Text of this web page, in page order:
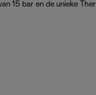
15 bar en de unieke